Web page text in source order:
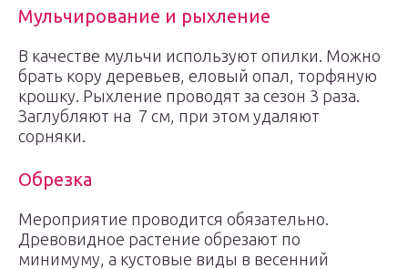
Мульчирование и рыхление
В качестве мульчи используют опилки. Можно
брать кору деревьев, еловый опал, торфяную
крошку. Рыхление проводят за сезон 3 раза.
Заглубляют на 7 см, при этом удаляют
сорняки.
Обрезка
Мероприятие проводится обязательно.
Древовидное растение обрезают по
минимуму, а кустовые виды в весенний